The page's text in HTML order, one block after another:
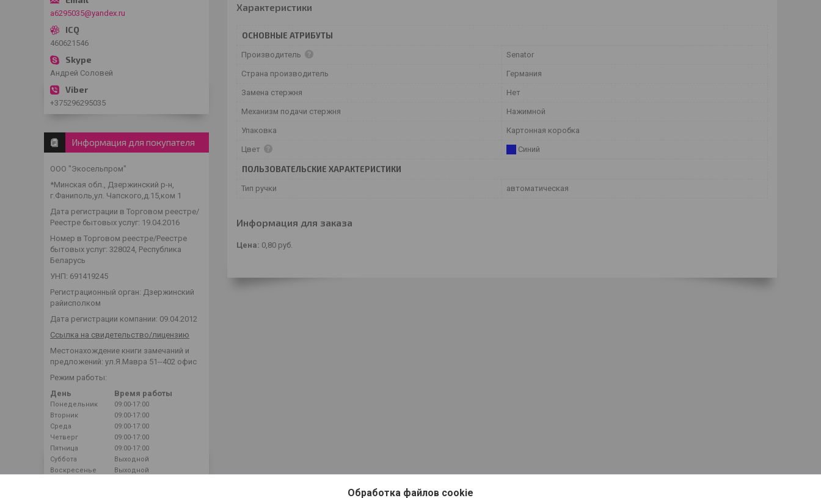
Характеристики
ОСНОВНЫЕ АТРИБУТЫ
Производитель Senator
Страна производитель Германия
Замена стержня Нет
Механизм подачи стержня Нажимной
Упаковка Картонная коробка
Цвет Синий
ПОЛЬЗОВАТЕЛЬСКИЕ ХАРАКТЕРИСТИКИ
Тип ручки автоматическая
Информация для заказа
Цена: 0,80 руб.
a6295035@yandex.ru
460621546
Андрей Соловей
+375296295035
Информация для покупателя
ООО "Экосельпром"
*Минская обл., Дзержинский р-н,
г.Фаниполь,ул. Чапского,д.15,ком 1
Дата регистрации в Торговом реестре/
Реестре бытовых услуг: 19.04.2016
Номер в Торговом реестре/Реестре
бытовых услуг: 328024, Республика
Беларусь
УНП: 691419245
Регистрационный орган: Дзержинский
райисполком
Дата регистрации компании: 09.04.2012
Ссылка на свидетельство/лицензию
Местонахождение книги замечаний и
предложений: ул.Я.Мавра 51--402 офис
Режим работы:
День
Время работы
Понедельник
09:00-17:00
Вторник
09:00-17:00
Среда
09:00-17:00
Четверг
09:00-17:00
Пятница
09:00-17:00
Суббота
Выходной
Воскресенье
Выходной
Обработка файлов cookie